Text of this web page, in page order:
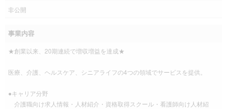
非公開
事業内容
★創業以来、20期連続で増収増益を達成★
医療、介護、ヘルスケア、シニアライフの4つの領域でサービスを提供。
●キャリア分野
介護職向け求人情報・人材紹介・資格取得スクール・看護師向け人材紹